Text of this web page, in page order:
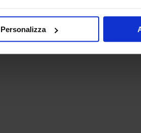
Personalizza